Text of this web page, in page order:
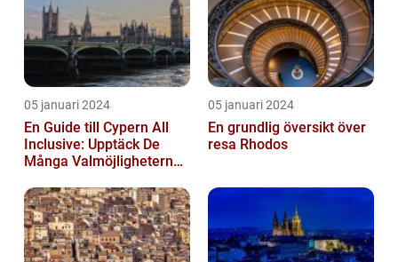
05 januari 2024
En Guide till Cypern All
Inclusive: Upptäck De
Många Valmöjligheterna
Semester...
05 januari 2024
En grundlig översikt över
resa Rhodos